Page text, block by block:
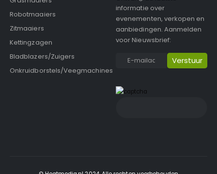
Robotmaaiers
Zitmaaiers
Kettingzagen
Bladblazers/Zuigers
Onkruidborstels/Veegmachines
informatie over
evenementen, verkopen en
aanbiedingen. Aanmelden
voor Nieuwsbrief: